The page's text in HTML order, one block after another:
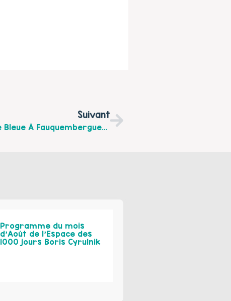
Suivant
Vendredi 24 Janvier, Rdv À La Boussole Bleue À Fauquembergues Pour Échanger Autour De L'autonomie Des Enfants
Programme du mois
d’Août de l’Espace des
1000 jours Boris Cyrulnik